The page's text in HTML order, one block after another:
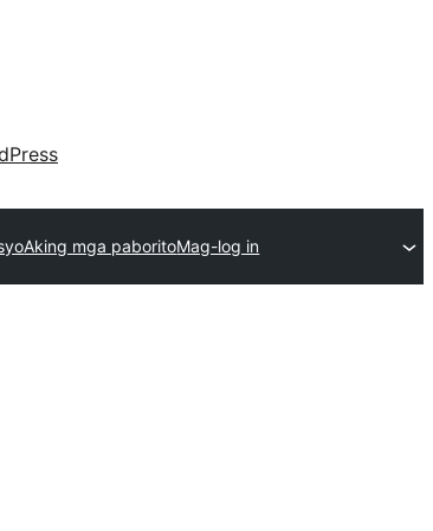
Aking mga paboritoMag-log in